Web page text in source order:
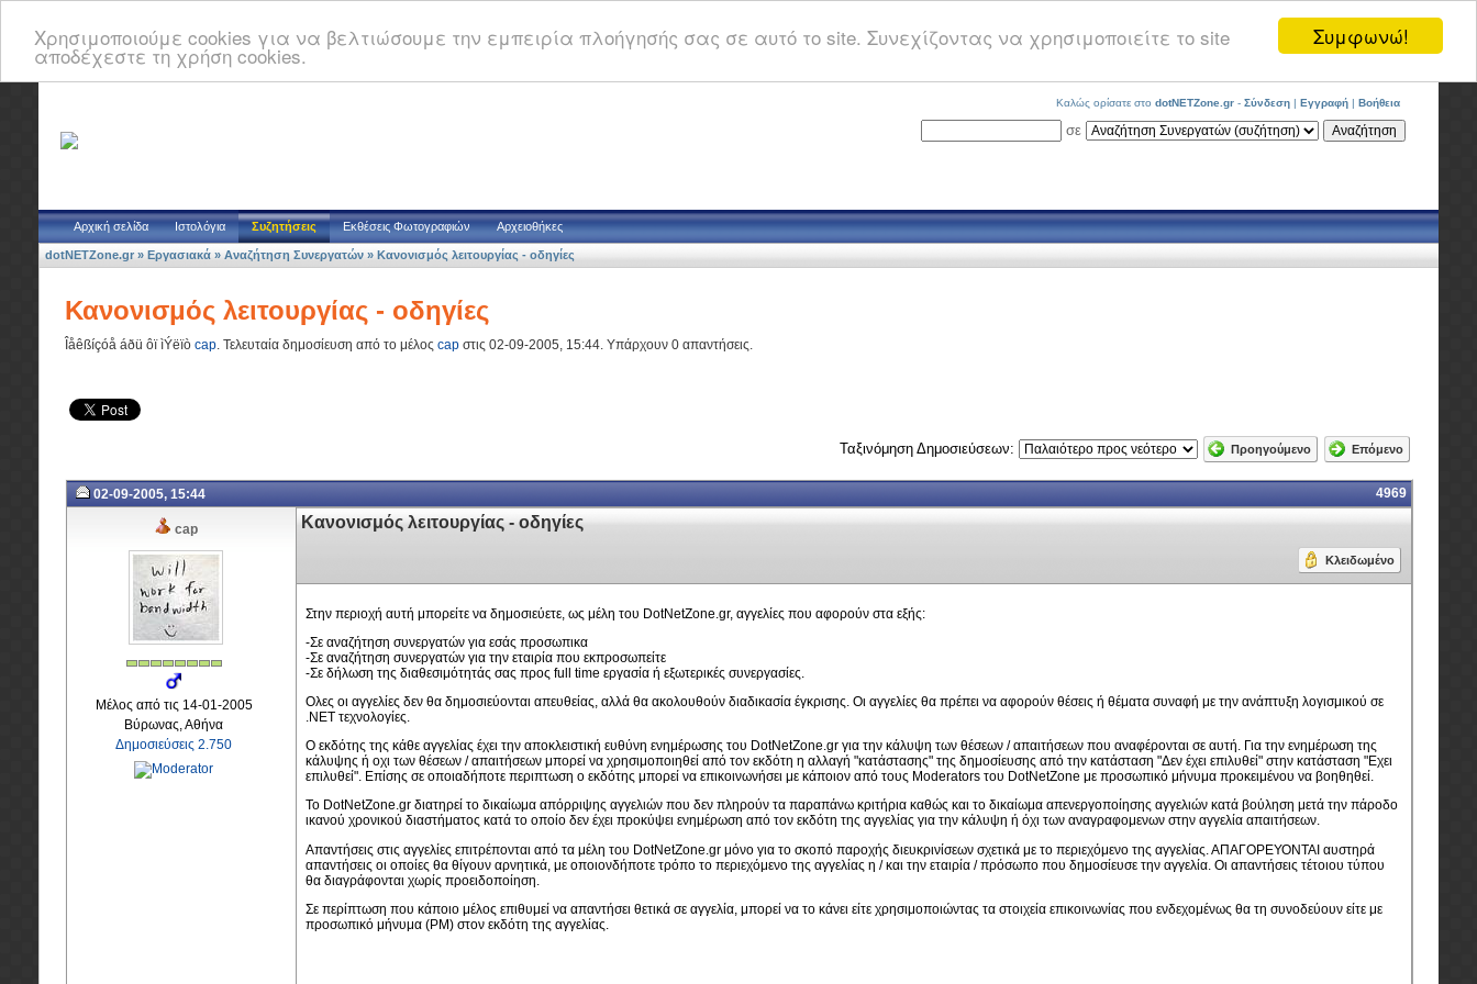
Συμφωνώ!
Χρησιμοποιούμε cookies για να βελτιώσουμε την εμπειρία πλοήγησής σας σε αυτό το site. Συνεχίζοντας να χρησιμοποιείτε το site
αποδέχεστε τη χρήση cookies.
Καλώς ορίσατε στο dotNETZone.gr - Σύνδεση | Εγγραφή | Βοήθεια
σε
Αρχική σελίδα Ιστολόγια Συζητήσεις Εκθέσεις Φωτογραφιών Αρχειοθήκες
dotNETZone.gr » Εργασιακά » Αναζήτηση Συνεργατών » Κανονισμός λειτουργίας - οδηγίες
Κανονισμός λειτουργίας - οδηγίες
Îåêßíçóå áðü ôï ìÝëïò cap. Τελευταία δημοσίευση από το μέλος cap στις 02-09-2005, 15:44. Υπάρχουν 0 απαντήσεις.
Ταξινόμηση Δημοσιεύσεων: Προηγούμενο Επόμενο
02-09-2005, 15:44 4969
cap
Μέλος από τις 14-01-2005
Βύρωνας, Αθήνα
Δημοσιεύσεις 2.750
Κανονισμός λειτουργίας - οδηγίες
Κλειδωμένο
Στην περιοχή αυτή μπορείτε να δημοσιεύετε, ως μέλη του DotNetZone.gr, αγγελίες που αφορούν στα εξής:
-Σε αναζήτηση συνεργατών για εσάς προσωπικα
-Σε αναζήτηση συνεργατών για την εταιρία που εκπροσωπείτε
-Σε δήλωση της διαθεσιμότητάς σας προς full time εργασία ή εξωτερικές συνεργασίες.
Ολες οι αγγελίες δεν θα δημοσιεύονται απευθείας, αλλά θα ακολουθούν διαδικασία έγκρισης. Οι αγγελίες θα πρέπει να αφορούν θέσεις ή θέματα συναφή με την ανάπτυξη λογισμικού σε
.NET τεχνολογίες.
Ο εκδότης της κάθε αγγελίας έχει την αποκλειστική ευθύνη ενημέρωσης του DotNetZone.gr για την κάλυψη των θέσεων / απαιτήσεων που αναφέρονται σε αυτή. Για την ενημέρωση της
κάλυψης ή οχι των θέσεων / απαιτήσεων μπορεί να χρησιμοποιηθεί από τον εκδότη η αλλαγή "κατάστασης" της δημοσίευσης από την κατάσταση "Δεν έχει επιλυθεί" στην κατάσταση "Εχει
επιλυθεί". Επίσης σε οποιαδήποτε περιπτωση ο εκδότης μπορεί να επικοινωνήσει με κάποιον από τους Moderators του DotNetZone με προσωπικό μήνυμα προκειμένου να βοηθηθεί.
Το DotNetZone.gr διατηρεί το δικαίωμα απόρριψης αγγελιών που δεν πληρούν τα παραπάνω κριτήρια καθώς και το δικαίωμα απενεργοποίησης αγγελιών κατά βούληση μετά την πάροδο
ικανού χρονικού διαστήματος κατά το οποίο δεν έχει προκύψει ενημέρωση από τον εκδότη της αγγελίας για την κάλυψη ή όχι των αναγραφομενων στην αγγελία απαιτήσεων.
Απαντήσεις στις αγγελίες επιτρέπονται από τα μέλη του DotNetZone.gr μόνο για το σκοπό παροχής διευκρινίσεων σχετικά με το περιεχόμενο της αγγελίας. ΑΠΑΓΟΡΕΥΟΝΤΑΙ αυστηρά
απαντήσεις οι οποίες θα θίγουν αρνητικά, με οποιονδήποτε τρόπο το περιεχόμενο της αγγελίας η / και την εταιρία / πρόσωπο που δημοσίευσε την αγγελία. Οι απαντήσεις τέτοιου τύπου
θα διαγράφονται χωρίς προειδοποίηση.
Σε περίπτωση που κάποιο μέλος επιθυμεί να απαντήσει θετικά σε αγγελία, μπορεί να το κάνει είτε χρησιμοποιώντας τα στοιχεία επικοινωνίας που ενδεχομένως θα τη συνοδεύουν είτε με
προσωπικό μήνυμα (PM) στον εκδότη της αγγελίας.